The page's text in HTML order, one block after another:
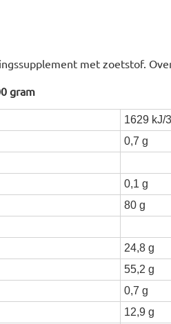
met zoetstof.
gram
1629 kJ/
0,7 g
0,1 g
80 g
24,8 g
55,2 g
0,7 g
12,9 g